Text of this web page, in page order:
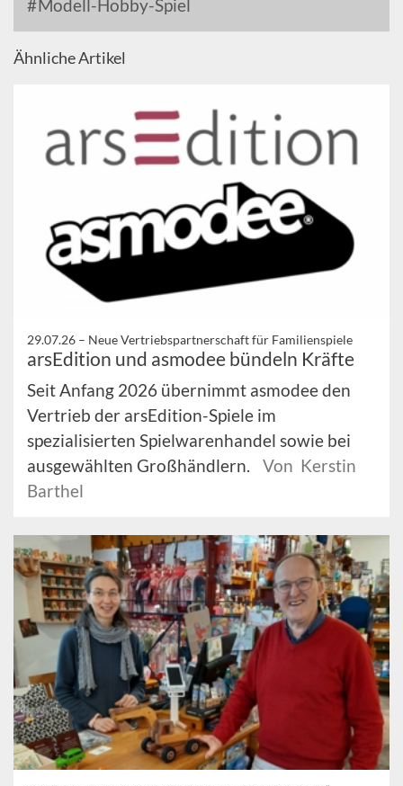
Modell-Hobby-Spiel
Ähnliche Artikel
29.07.26 – Neue Vertriebspartnerschaft für Familienspiele
arsEdition und asmodee bündeln Kräfte
Seit Anfang 2026 übernimmt asmodee den
Vertrieb der arsEdition-Spiele im
spezialisierten Spielwarenhandel sowie bei
ausgewählten Großhändlern.
Von Kerstin
Barthel